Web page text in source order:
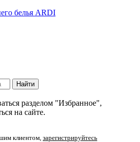
белья ARDI
Найти
разделом "Избранное",
на сайте.
клиентом, зарегистрируйтесь